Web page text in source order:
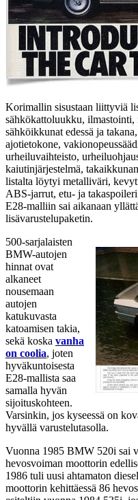
Korimallin sisustaan liittyviä
sähkökattoluukku, ilmastointi,
sähköikkunat edessä ja
ajotietokone,
urheiluvaihteisto,
kaiutinjärjestelmä,
listalta löytyi metalliväri,
ABS-jarrut, etu- ja
E28-malliin sai aikanaan
lisävarustelupaketin.
500-sarjalaisten
BMW-autojen
hinnat ovat
alkaneet
nousemaan
autojen
katukuvasta
katoamisen takia,
sekä koska vanha
on coolia, joten
hyväkuntoisesta
E28-mallista saa
samalla hyvän
sijoituskohteen.
Varsinkin, jos kyseessä on
hyvällä varustelutasolla.
Vuonna 1985 BMW 520i sai
hevosvoiman moottorin
1986 tuli uusi ahtamaton
moottorin kehittäessä 86